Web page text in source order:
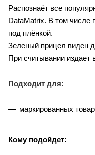
Распознаёт все
DataMatrix. В том числе
под плёнкой.
Зеленый прицел виден
При считывании издает
Подходит для:
маркированных
Кому подойдет: